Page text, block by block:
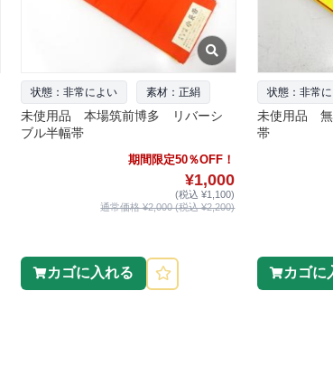
状態：非常によい 素材：正絹
未使用品 本場筑前博多 リバーシ
ブル半幅帯
期間限定50％OFF！
¥1,000
(税込 ¥1,100)
通常価格 ¥2,000 (税込 ¥2,200)
カゴに入れる
状態：非常
未使用品
帯
カゴに